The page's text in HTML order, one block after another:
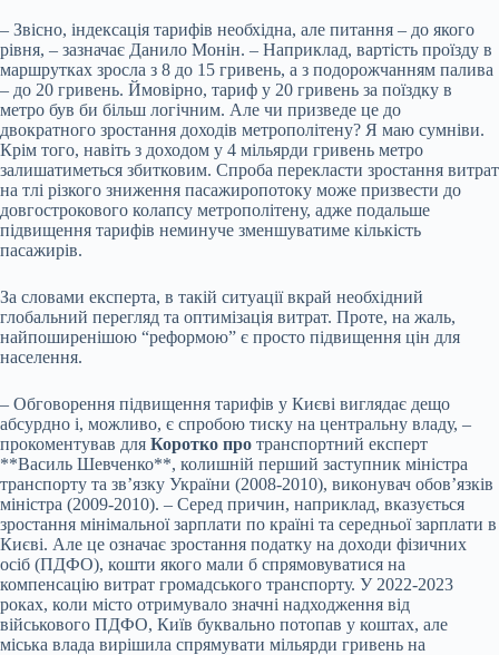
– Звісно, індексація тарифів необхідна, але питання – до якого
рівня, – зазначає Данило Монін. – Наприклад, вартість проїзду в
маршрутках зросла з 8 до 15 гривень, а з подорожчанням палива
– до 20 гривень. Ймовірно, тариф у 20 гривень за поїздку в
метро був би більш логічним. Але чи призведе це до
двократного зростання доходів метрополітену? Я маю сумніви.
Крім того, навіть з доходом у 4 мільярди гривень метро
залишатиметься збитковим. Спроба перекласти зростання витрат
на тлі різкого зниження пасажиропотоку може призвести до
довгострокового колапсу метрополітену, адже подальше
підвищення тарифів неминуче зменшуватиме кількість
пасажирів.
За словами експерта, в такій ситуації вкрай необхідний
глобальний перегляд та оптимізація витрат. Проте, на жаль,
найпоширенішою “реформою” є просто підвищення цін для
населення.
– Обговорення підвищення тарифів у Києві виглядає дещо
абсурдно і, можливо, є спробою тиску на центральну владу, –
прокоментував для Коротко про транспортний експерт
**Василь Шевченко**, колишній перший заступник міністра
транспорту та зв’язку України (2008-2010), виконувач обов’язків
міністра (2009-2010). – Серед причин, наприклад, вказується
зростання мінімальної зарплати по країні та середньої зарплати в
Києві. Але це означає зростання податку на доходи фізичних
осіб (ПДФО), кошти якого мали б спрямовуватися на
компенсацію витрат громадського транспорту. У 2022-2023
роках, коли місто отримувало значні надходження від
військового ПДФО, Київ буквально потопав у коштах, але
міська влада вирішила спрямувати мільярди гривень на